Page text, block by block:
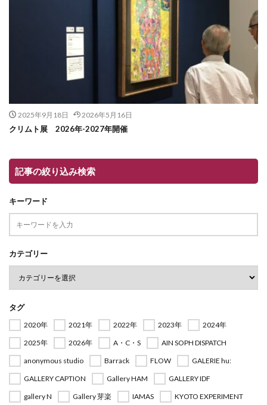
2025年9月18日 2026年5月16日
クリムト展 2026年-2027年開催
記事の絞り込み検索
キーワード
カテゴリー
タグ
2020年 2021年 2022年 2023年
2024年
2025年
2026年 A・C・S
AIN SOPH DISPATCH
anonymous studio
Barrack FLOW
GALERIE hu:
GALLERY CAPTION
Gallery HAM
GALLERY IDF
gallery N
Gallery 芽楽 IAMAS
KYOTO EXPERIMENT